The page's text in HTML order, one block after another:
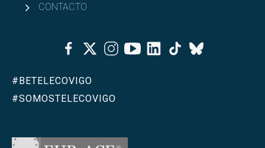
CONTACTO
FacebookTwitterInstagramYoutubeLinkedinTiktok
Bluesky
#BETELECOVIGO
#SOMOSTELECOVIGO